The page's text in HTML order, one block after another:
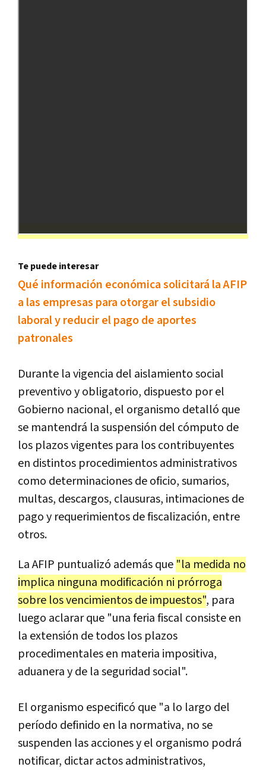
Te puede interesar
Qué información económica solicitará la AFIP
a las empresas para otorgar el subsidio
laboral y reducir el pago de aportes
patronales
Durante la vigencia del aislamiento social
preventivo y obligatorio, dispuesto por el
Gobierno nacional, el organismo detalló que
se mantendrá la suspensión del cómputo de
los plazos vigentes para los contribuyentes
en distintos procedimientos administrativos
como determinaciones de oficio, sumarios,
multas, descargos, clausuras, intimaciones de
pago y requerimientos de fiscalización, entre
otros.
La AFIP puntualizó además que "la medida no
implica ninguna modificación ni prórroga
sobre los vencimientos de impuestos", para
luego aclarar que "una feria fiscal consiste en
la extensión de todos los plazos
procedimentales en materia impositiva,
aduanera y de la seguridad social".
El organismo especificó que "a lo largo del
período definido en la normativa, no se
suspenden las acciones y el organismo podrá
notificar, dictar actos administrativos,